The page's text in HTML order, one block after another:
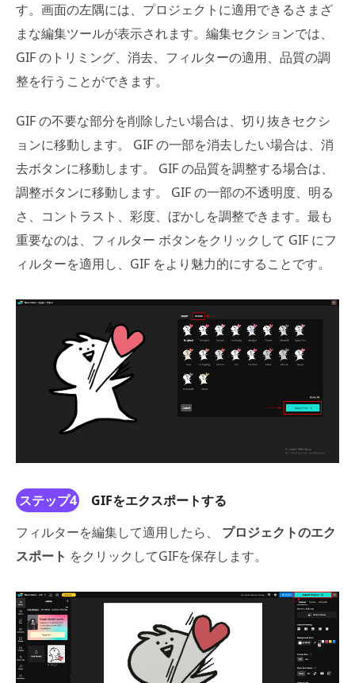
す。画面の左隅には、プロジェクトに適用できるさまざ
まな編集ツールが表示されます。編集セクションでは、
GIF のトリミング、消去、フィルターの適用、品質の調
整を行うことができます。
GIF の不要な部分を削除したい場合は、切り抜きセクシ
ョンに移動します。 GIF の一部を消去したい場合は、消
去ボタンに移動します。 GIF の品質を調整する場合は、
調整ボタンに移動します。 GIF の一部の不透明度、明る
さ、コントラスト、彩度、ぼかしを調整できます。最も
重要なのは、フィルター ボタンをクリックして GIF にフ
ィルターを適用し、GIF をより魅力的にすることです。
ステップ4
GIFをエクスポートする
フィルターを編集して適用したら、 プロジェクトのエク
スポート をクリックしてGIFを保存します。